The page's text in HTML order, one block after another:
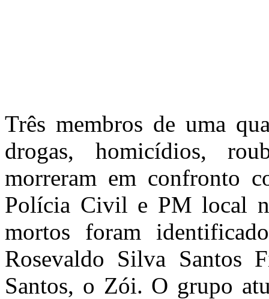
Três membros de uma
drogas, homicídios,
morreram em confronto
Polícia Civil e PM local
mortos foram
Rosevaldo Silva Santos
Santos, o Zói. O grupo